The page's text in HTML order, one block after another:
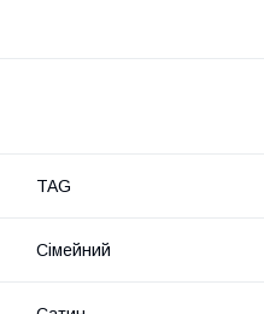
TAG
Сімейний